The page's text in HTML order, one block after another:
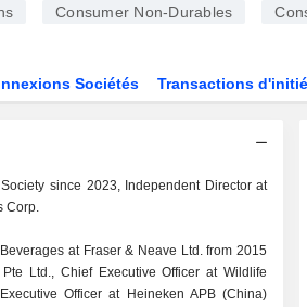
Consumer Non-Durables
Sociétés Transactions
since 2023, Independent Director at
Corp.
at Fraser & Neave Ltd. from 2015
Ltd., Chief Executive Officer at Wildlife
Officer at Heineken APB (China)